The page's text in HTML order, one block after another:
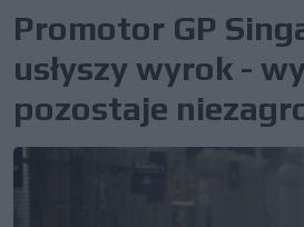
Promotor GP
usłyszy wyrok -
pozostaje